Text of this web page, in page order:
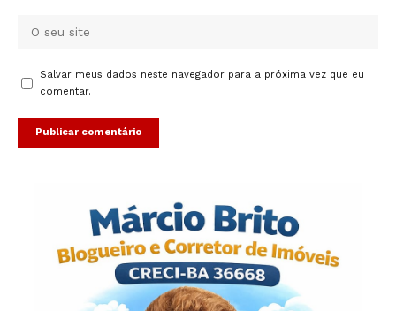
Salvar meus dados neste navegador para a próxima vez que eu
comentar.